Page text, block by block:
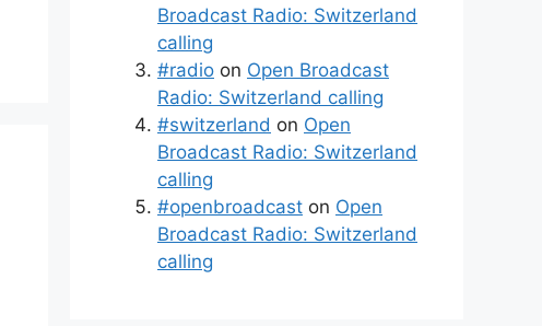
Broadcast Radio: Switzerland
calling
#radio on Open Broadcast
Radio: Switzerland calling
#switzerland on Open
Broadcast Radio: Switzerland
calling
#openbroadcast on Open
Broadcast Radio: Switzerland
calling